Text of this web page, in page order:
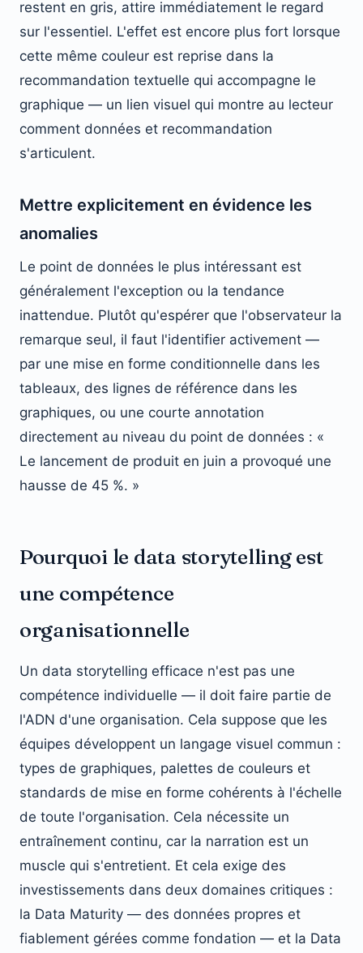
restent en gris, attire immédiatement le regard
sur l'essentiel. L'effet est encore plus fort lorsque
cette même couleur est reprise dans la
recommandation textuelle qui accompagne le
graphique — un lien visuel qui montre au lecteur
comment données et recommandation
s'articulent.
Mettre explicitement en évidence les
anomalies
Le point de données le plus intéressant est
généralement l'exception ou la tendance
inattendue. Plutôt qu'espérer que l'observateur la
remarque seul, il faut l'identifier activement —
par une mise en forme conditionnelle dans les
tableaux, des lignes de référence dans les
graphiques, ou une courte annotation
directement au niveau du point de données : «
Le lancement de produit en juin a provoqué une
hausse de 45 %. »
Pourquoi le data storytelling est
une compétence
organisationnelle
Un data storytelling efficace n'est pas une
compétence individuelle — il doit faire partie de
l'ADN d'une organisation. Cela suppose que les
équipes développent un langage visuel commun :
types de graphiques, palettes de couleurs et
standards de mise en forme cohérents à l'échelle
de toute l'organisation. Cela nécessite un
entraînement continu, car la narration est un
muscle qui s'entretient. Et cela exige des
investissements dans deux domaines critiques :
la Data Maturity — des données propres et
fiablement gérées comme fondation — et la Data